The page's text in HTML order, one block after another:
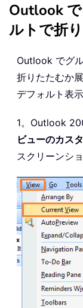
Outlook
ルトで折
Outlook でグ
折りたたむか
デフォルト表
1。Outlook
ビューのカス
スクリーンシ